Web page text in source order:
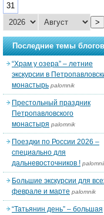
31
>
Последние темы
“Храм у озера” – летние
экскурсии в
монастырь palomnik
Престольный праздник
Петропавловского
монастыря palomnik
Поездки по России 2026 –
специально для
дальневосточников !
Большие экскурсии для
феврале и марте palomnik
“Татьянин день” – большая